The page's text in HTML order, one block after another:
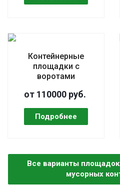
Контейнерные
площадки с
воротами
от 110000 руб.
Все варианты
мусорных